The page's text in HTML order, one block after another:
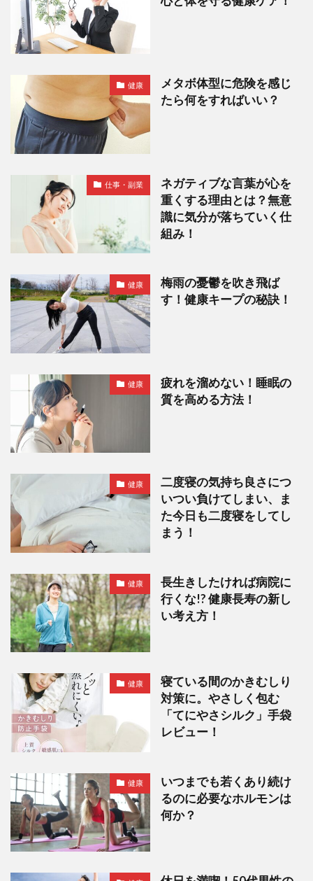
健康
メタボ体型に危険を感じ
たら何をすればいい？
仕事・副業
ネガティブな言葉が心を
重くする理由とは？無意
識に気分が落ちていく仕
組み！
健康
梅雨の憂鬱を吹き飛ば
す！健康キープの秘訣！
健康
疲れを溜めない！睡眠の
質を高める方法！
健康
二度寝の気持ち良さにつ
いつい負けてしまい、ま
た今日も二度寝をしてし
まう！
健康
長生きしたければ病院に
行くな!? 健康長寿の新し
い考え方！
健康
寝ている間のかきむしり
対策に。やさしく包む
「てにやさシルク」手袋
レビュー！
健康
いつまでも若くあり続け
るのに必要なホルモンは
何か？